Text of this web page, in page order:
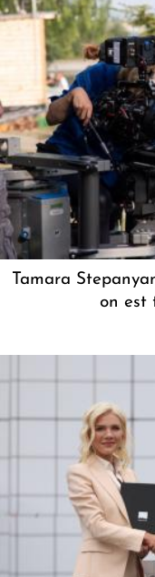
Tamara
on est